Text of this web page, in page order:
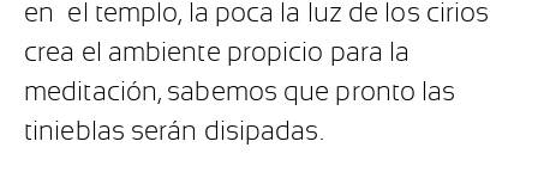
en el templo, la poca la luz de los cirios
crea el ambiente propicio para la
meditación, sabemos que pronto las
tinieblas serán disipadas.